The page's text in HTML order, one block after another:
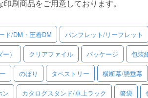
刷商品をご用意しております。
ド/DM・圧着DM パンフレット/リーフレット
） クリアファイル パッケージ 包装
のぼり タペストリー 横断幕/懸垂幕
ン カタログスタンド/卓上ラック 箸袋